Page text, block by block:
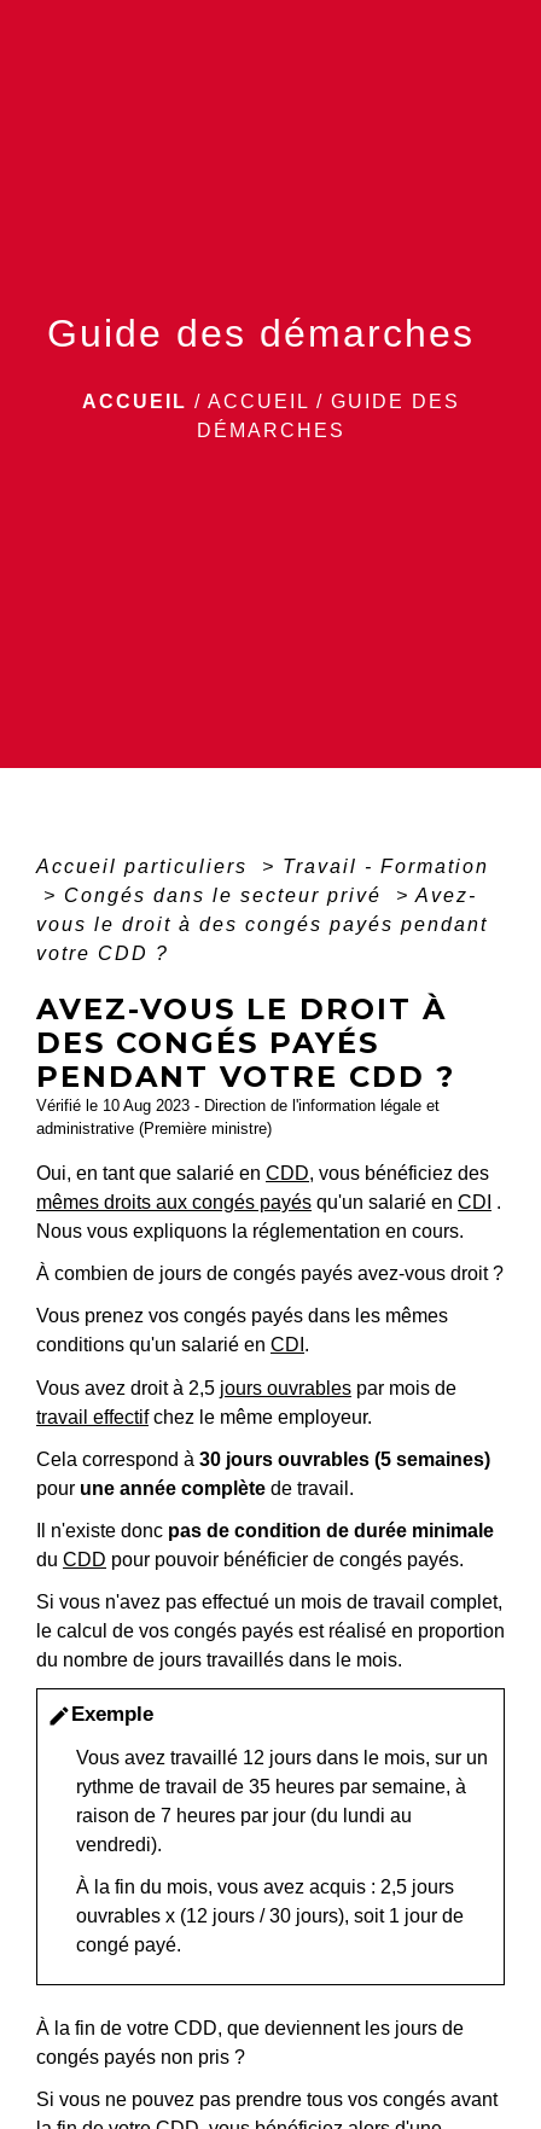
Guide des démarches
ACCUEIL / ACCUEIL / GUIDE DES
DÉMARCHES
Accueil particuliers > Travail - Formation
> Congés dans le secteur privé > Avez-
vous le droit à des congés payés pendant
votre CDD ?
AVEZ-VOUS LE DROIT À
DES CONGÉS PAYÉS
PENDANT VOTRE CDD ?
Vérifié le 10 Aug 2023 - Direction de l'information légale et
administrative (Première ministre)
Oui, en tant que salarié en CDD, vous bénéficiez des
mêmes droits aux congés payés qu'un salarié en CDI .
Nous vous expliquons la réglementation en cours.
À combien de jours de congés payés avez-vous droit ?
Vous prenez vos congés payés dans les mêmes
conditions qu'un salarié en CDI .
Vous avez droit à 2,5 jours ouvrables par mois de
travail effectifchez le même employeur.
Cela correspond à 30 jours ouvrables (5 semaines)
pour une année complète de travail.
Il n'existe donc pas de condition de durée minimale
du CDD pour pouvoir bénéficier de congés payés.
Si vous n'avez pas effectué un mois de travail complet,
le calcul de vos congés payés est réalisé en proportion
du nombre de jours travaillés dans le mois.
edit Exemple
Vous avez travaillé 12 jours dans le mois, sur un
rythme de travail de 35 heures par semaine, à
raison de 7 heures par jour (du lundi au
vendredi).
À la fin du mois, vous avez acquis : 2,5 jours
ouvrables x (12 jours / 30 jours), soit 1 jour de
congé payé.
À la fin de votre CDD, que deviennent les jours de
congés payés non pris ?
Si vous ne pouvez pas prendre tous vos congés avant